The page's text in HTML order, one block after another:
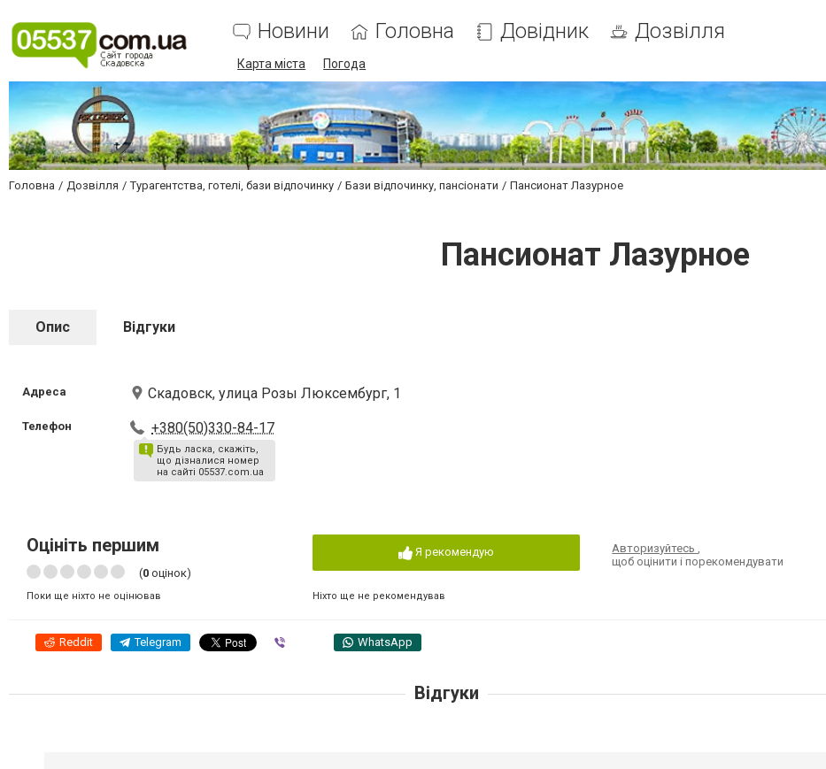
Новини Головна Довідник Дозвілля
Карта міста Погода
Головна Дозвілля Турагентства, готелі, бази відпочинку Бази відпочинку, пансіонати Пансионат Лазурное
Пансионат Лазурное
Опис Відгуки
Адреса Скадовск, улица Розы Люксембург, 1
Телефон +380(50)330-84-17
Будь ласка, скажіть,
що дізналися номер
на сайті 05537.com.ua
Оцініть першим
(0 оцінок)
Поки ще ніхто не оцінював
Я рекомендую
Ніхто ще не рекомендував
Авторизуйтесь,
щоб оцінити і порекомендувати
Reddit Telegram WhatsApp
Відгуки